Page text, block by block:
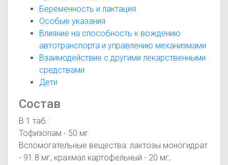
Беременность и лактация
Особые указания
Влияние на способность к вождению
автотранспорта и управлению механизмами
Взаимодействие с другими лекарственными
средствами
Дети
Состав
В 1 таб.:
Тофизопам - 50 мг
Вспомогательные вещества: лактозы моногидрат
- 91.8 мг, крахмал картофельный - 20 мг,